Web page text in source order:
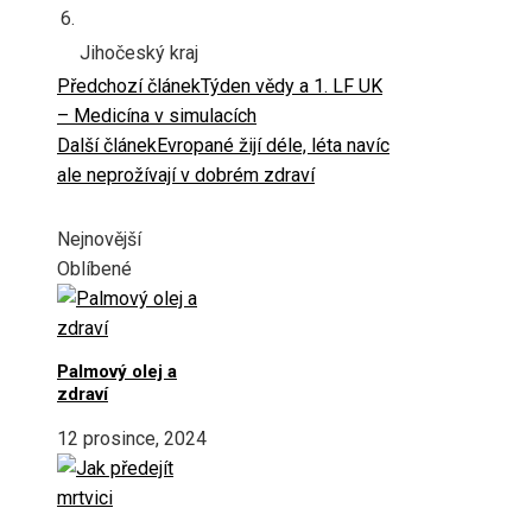
6.
Jihočeský kraj
Předchozí článekTýden vědy a 1. LF UK
– Medicína v simulacích
Další článekEvropané žijí déle, léta navíc
ale neprožívají v dobrém zdraví
Nejnovější
Oblíbené
Palmový olej a
zdraví
12 prosince, 2024